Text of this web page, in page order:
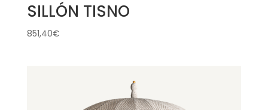
SILLÓN TISNO
851,40€